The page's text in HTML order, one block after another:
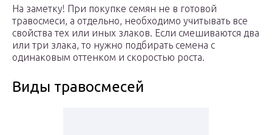
На заметку! При покупке семян не в готовой
травосмеси, а отдельно, необходимо учитывать все
свойства тех или иных злаков. Если смешиваются два
или три злака, то нужно подбирать семена с
одинаковым оттенком и скоростью роста.
Виды травосмесей